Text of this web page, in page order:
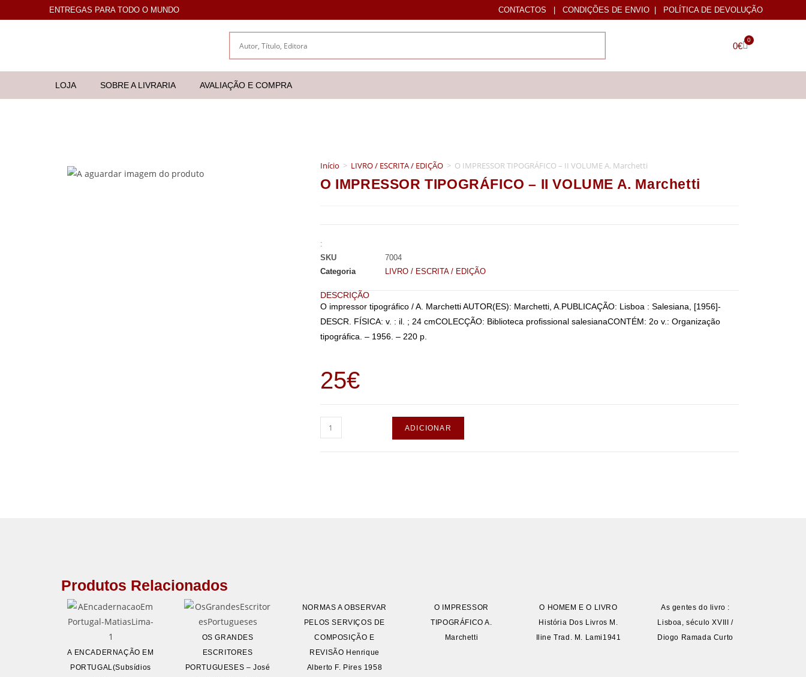
ENTREGAS PARA TODO O MUNDO CONTACTOS | CONDIÇÕES DE ENVIO | POLÍTICA DE DEVOLUÇÃO
0€
0
LOJA SOBRE A LIVRARIA AVALIAÇÃO E COMPRA
Início > LIVRO / ESCRITA / EDIÇÃO > O IMPRESSOR TIPOGRÁFICO – II VOLUME A. Marchetti
O IMPRESSOR TIPOGRÁFICO – II VOLUME A. Marchetti
:
SKU
7004
Categoria
LIVRO / ESCRITA / EDIÇÃO
DESCRIÇÃO
O impressor tipográfico / A. Marchetti AUTOR(ES): Marchetti, A.PUBLICAÇÃO: Lisboa : Salesiana, [1956]-
DESCR. FÍSICA: v. : il. ; 24 cmCOLECÇÃO: Biblioteca profissional salesianaCONTÉM: 2o v.: Organização
tipográfica. – 1956. – 220 p.
25€
ADICIONAR
Produtos Relacionados
A ENCADERNAÇÃO EM
PORTUGAL(Subsídios
OS GRANDES
ESCRITORES
PORTUGUESES – José
NORMAS A OBSERVAR
PELOS SERVIÇOS DE
COMPOSIÇÃO E
REVISÃO Henrique
Alberto F. Pires 1958
O IMPRESSOR
TIPOGRÁFICO A.
Marchetti
O HOMEM E O LIVRO
História Dos Livros M.
Iline Trad. M. Lami1941
As gentes do livro :
Lisboa, século XVIII /
Diogo Ramada Curto